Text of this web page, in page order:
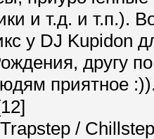
и т.д. и т.п.).
у DJ Kupidon
другу
приятное
/